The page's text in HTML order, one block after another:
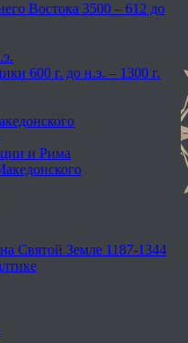
Востока 3500 – 612 до
600 г. до н.э. – 1300 г.
и Рима
Святой Земле 1187-1344